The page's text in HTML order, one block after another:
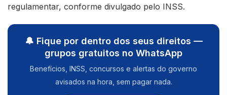
regulamentar, conforme divulgado pelo INSS.
🔔 Fique por dentro dos seus direitos —
grupos gratuitos no WhatsApp
Benefícios, INSS, concursos e alertas do governo
avisados na hora, sem pagar nada.